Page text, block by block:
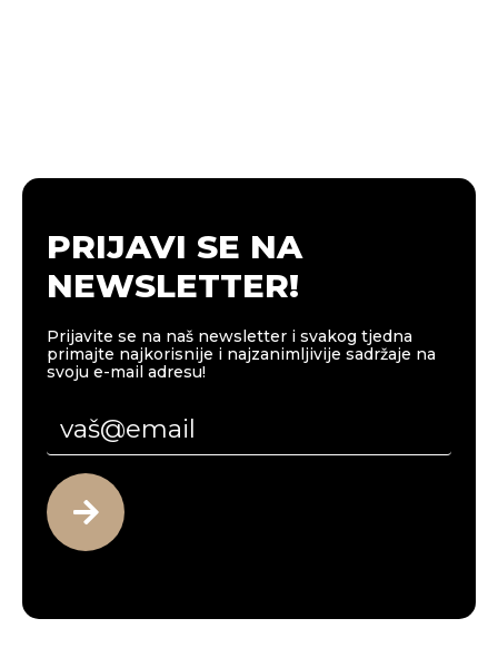
PRIJAVI SE NA
NEWSLETTER!
Prijavite se na naš newsletter i svakog tjedna
primajte najkorisnije i najzanimljivije sadržaje na
svoju e-mail adresu!